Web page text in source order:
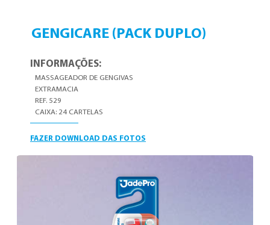
GENGICARE (PACK DUPLO)
INFORMAÇÕES:
MASSAGEADOR DE GENGIVAS
EXTRAMACIA
REF. 529
CAIXA: 24 CARTELAS
FAZER DOWNLOAD DAS FOTOS